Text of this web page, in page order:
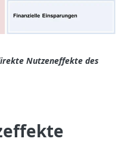
Nutzeneffekte des